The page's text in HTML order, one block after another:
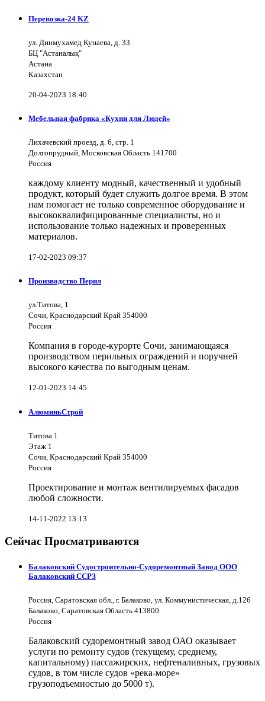
Перевозка-24 KZ
ул. Динмухамед Кунаева, д. 33
БЦ "Астаналық"
Астана
Казахстан
20-04-2023 18:40
Мебельная фабрика «Кухни для Людей»
Лихачевский проезд, д. 6, стр. 1
Долгопрудный, Московская Область 141700
Россия
каждому клиенту модный, качественный и удобный
продукт, который будет служить долгое время. В этом
нам помогает не только современное оборудование и
высококвалифицированные специалисты, но и
использование только надежных и проверенных
материалов.
17-02-2023 09:37
Производство Перил
ул.Титова, 1
Сочи, Краснодарский Край 354000
Россия
Компания в городе-курорте Сочи, занимающаяся
производством перильных ограждений и поручней
высокого качества по выгодным ценам.
12-01-2023 14:45
АлюминьСтрой
Титова 1
Этаж 1
Сочи, Краснодарский Край 354000
Россия
Проектирование и монтаж вентилируемых фасадов
любой сложности.
14-11-2022 13:13
Сейчас Просматриваются
Балаковский Судостроительно-Судоремонтный Завод ООО
Балаковский ССРЗ
Россия, Саратовская обл., г. Балаково, ул. Коммунистическая, д.126
Балаково, Саратовская Область 413800
Россия
Балаковский судоремонтный завод ОАО оказывает
услуги по ремонту судов (текущему, среднему,
капитальному) пассажирских, нефтеналивных, грузовых
судов, в том числе судов «река-море»
грузоподъемностью до 5000 т).